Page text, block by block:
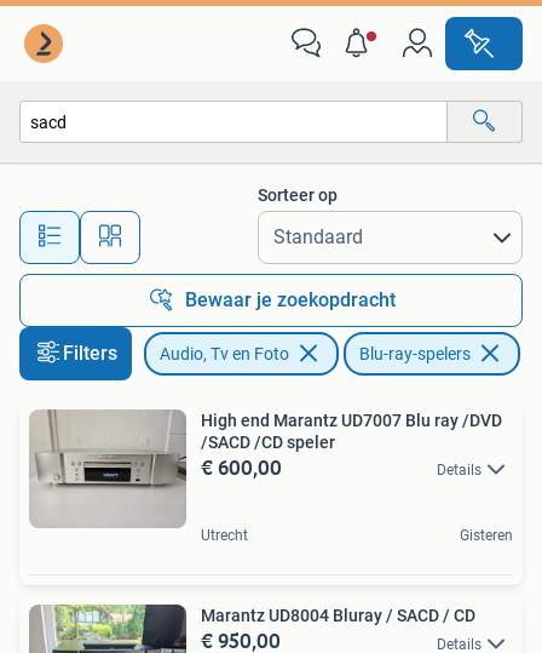
Alle afstanden…
Sorteer op
Bewaar je zoekopdracht
Filters Audio, Tv en Foto Blu-ray-spelers
High end Marantz UD7007 Blu ray /DVD
/SACD /CD speler
€ 600,00 Details
Utrecht Gisteren
Marantz UD8004 Bluray / SACD / CD
€ 950,00 Details